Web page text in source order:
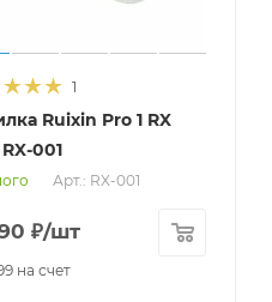
1
Ruixin Pro 1 RX
001
Арт.: RX-001
₽/шт
на счет